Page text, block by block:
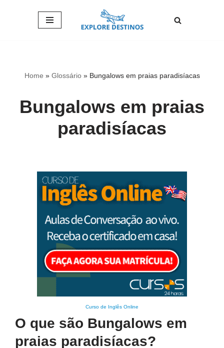
Home » Glossário» Bungalows em praias paradisíacas
Bungalows em praias
paradisíacas
Curso de Inglês Online
O que são Bungalows em
praias paradisíacas?